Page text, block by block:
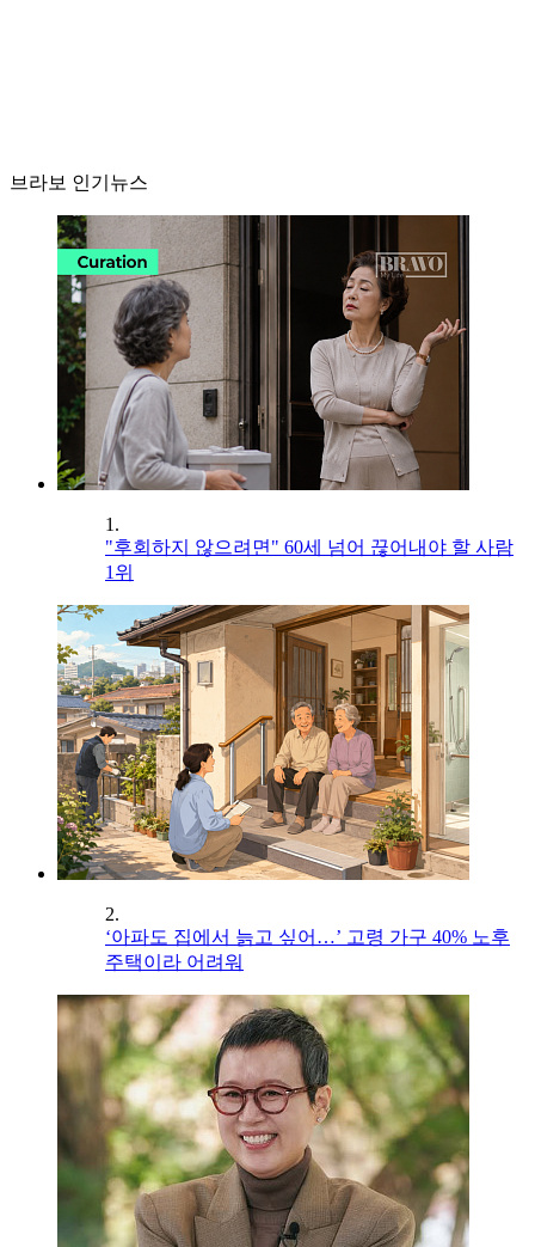
브라보 인기뉴스
1.
"후회하지 않으려면" 60세 넘어 끊어내야 할 사람
1위
2.
‘아파도 집에서 늙고 싶어…’ 고령 가구 40% 노후
주택이라 어려워